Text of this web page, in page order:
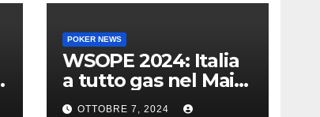
POKER NEWS
WSOPE 2024: Italia
a tutto gas nel Main
Event con 23 azzurri
OTTOBRE 7, 2024